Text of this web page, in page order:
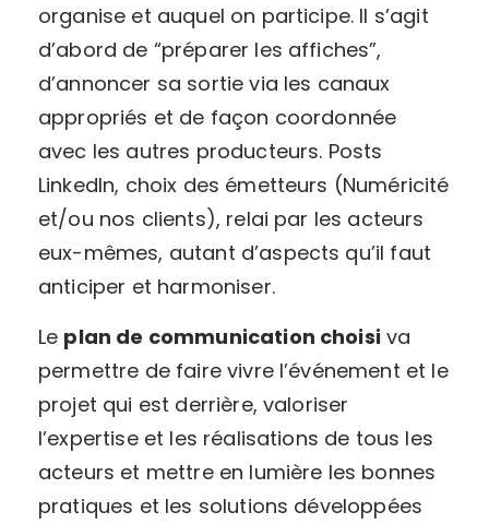
organise et auquel on participe. Il s’agit
d’abord de “préparer les affiches”,
d’annoncer sa sortie via les canaux
appropriés et de façon coordonnée
avec les autres producteurs. Posts
LinkedIn, choix des émetteurs (Numéricité
et/ou nos clients), relai par les acteurs
eux-mêmes, autant d’aspects qu’il faut
anticiper et harmoniser.
Le plan de communication choisiva
permettre de faire vivre l’événement et le
projet qui est derrière, valoriser
l’expertise et les réalisations de tous les
acteurs et mettre en lumière les bonnes
pratiques et les solutions développées